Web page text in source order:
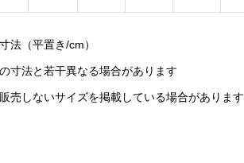
法（平置き/cm）
寸法と若干異なる場合があります
売しないサイズを掲載している場合があります